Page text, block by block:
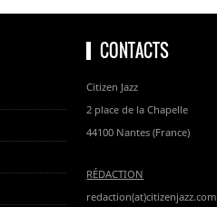
CONTACTS
Citizen Jazz
2 place de la Chapelle
44100 Nantes (France)
RÉDACTION
redaction(at)citizenjazz.com